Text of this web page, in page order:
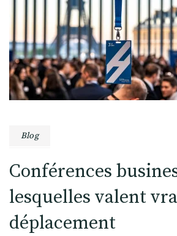
Blog
Conférences
lesquelles valent
déplacement